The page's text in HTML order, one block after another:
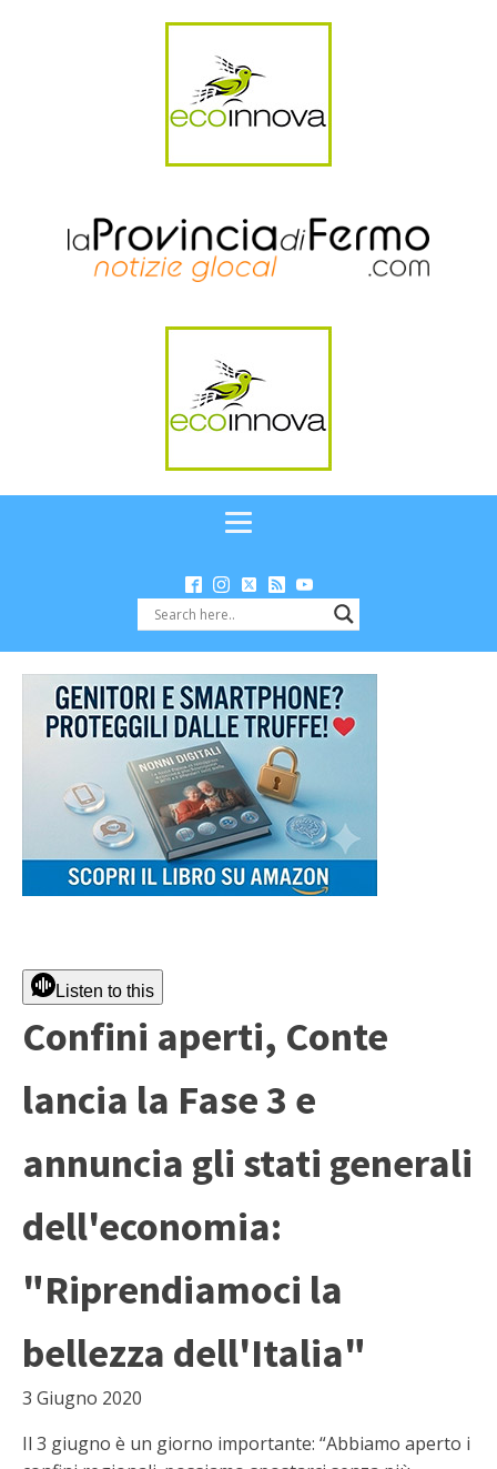
Listen to this
Confini aperti, Conte
lancia la Fase 3 e
annuncia gli stati generali
dell'economia:
"Riprendiamoci la
bellezza dell'Italia"
3 Giugno 2020
Il 3 giugno è un giorno importante: “Abbiamo aperto i